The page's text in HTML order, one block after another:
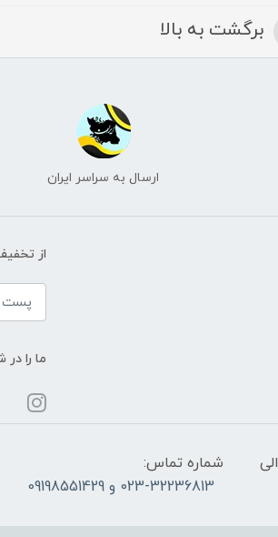
برگشت به بالا
ارسال به سراسر ایران
از
ما را
ساعات پاسخگویی: فقط روزهای غیر تعطیل از ساعت 10:00 الی 14:00 و 17:00 الی
شماره تماس:
023-32236813 و 09198551429